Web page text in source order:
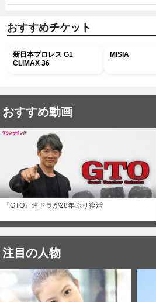
おすすめチケット
新日本プロレス G1
CLIMAX 36
MISIA
おすすめ動画
『GTO』連ドラが28年ぶり復活
注目の人物